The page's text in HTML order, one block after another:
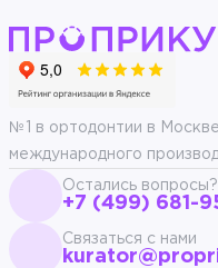
№1 в ортодонтии в
международного
Остались вопросы?
+7 (499) 681-
Связаться с нами